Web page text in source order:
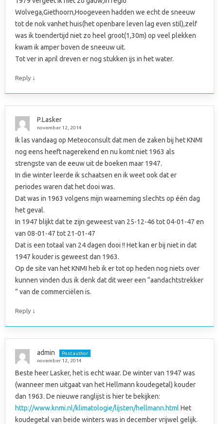
Wolvega,Giethoorn,Hoogeveen hadden we echt de sneeuw
tot de nok vanhet huis(het openbare leven lag even stil),zelf
was ik toendertijd niet zo heel groot(1,30m) op veel plekken
kwam ik amper boven de sneeuw uit.
Tot ver in april dreven er nog stukken ijs in het water.
Reply ↓
P.Lasker
november 12, 2014
Ik las vandaag op Meteoconsult dat men de zaken bij het KNMI
nog eens heeft nagerekend en nu komt niet 1963 als
strengste van de eeuw uit de boeken maar 1947.
In die winter leerde ik schaatsen en ik weet ook dat er
periodes waren dat het dooi was.
Dat was in 1963 volgens mijn waarneming slechts op één dag
het geval.
In 1947 blijkt dat te zijn geweest van 25-12-46 tot 04-01-47 en
van 08-01-47 tot 21-01-47
Dat is een totaal van 24 dagen dooi !! Het kan er bij niet in dat
1947 kouder is geweest dan 1963.
Op de site van het KNMI heb ik er tot op heden nog niets over
kunnen vinden dus ik denk dat dit weer een “aandachtstrekker
” van de commerciëlen is.
Reply ↓
admin
Post author
november 12, 2014
Beste heer Lasker, het is echt waar. De winter van 1947 was
(wanneer men uitgaat van het Hellmann koudegetal) kouder
dan 1963. De nieuwe ranglijst is hier te bekijken:
http://www.knmi.nl/klimatologie/lijsten/hellmann.html Het
koudegetal van beide winters was in december vrijwel gelijk.